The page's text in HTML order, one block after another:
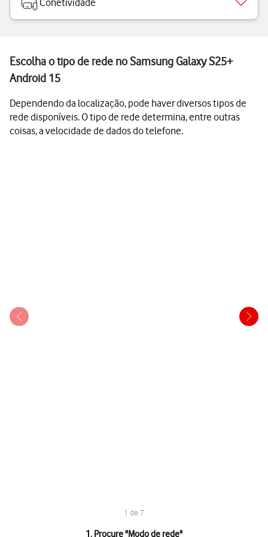
Conetividade
Escolha o tipo de rede no Samsung Galaxy S25+
Android 15
Dependendo da localização, pode haver diversos tipos de
rede disponíveis. O tipo de rede determina, entre outras
coisas, a velocidade de dados do telefone.
1 de 7
1. Procure "Modo de rede"